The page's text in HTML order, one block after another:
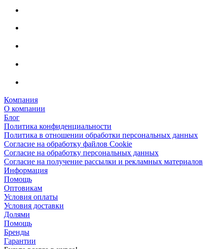
Компания
О компании
Блог
Политика конфиденциальности
Политика в отношении обработки персональных данных
Согласие на обработку файлов Cookie
Согласие на обработку персональных данных
Согласие на получение рассылки и рекламных материалов
Информация
Помощь
Оптовикам
Условия оплаты
Условия доставки
Долями
Помощь
Бренды
Гарантии